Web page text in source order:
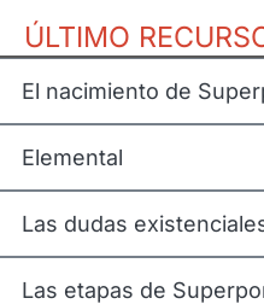
m
ÚLTIMO
El nacimiento de
Elemental
Las dudas
Las etapas de